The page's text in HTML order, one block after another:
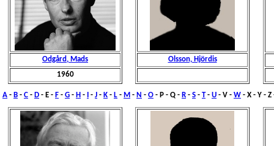
Odgård, Mads
1960
Olsson, Hjördis
A - B - C - D - E - F - G - H - - J - K - L - M - N - O - P - Q - R - S - T- U - V - W - X - Y -